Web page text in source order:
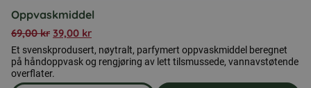
Oppvaskmiddel
69,00kr 39,00 kr
Et svenskprodusert, nøytralt, parfymert oppvaskmiddel beregnet
på håndoppvask og rengjøring av lett tilsmussede, vannavstøtende
overflater.